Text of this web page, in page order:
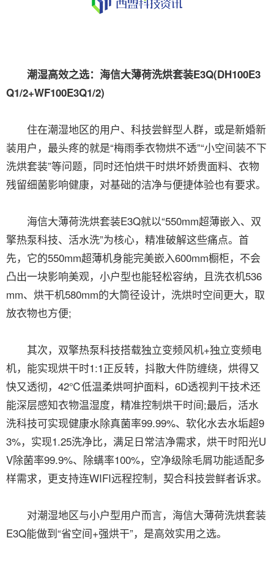
潮湿高效之选：海信大薄荷洗烘套装E3Q(DH100E3
Q1/2+WF100E3Q1/2)
住在潮湿地区的用户、科技尝鲜型人群，或是新婚新
装用户，最头疼的就是“梅雨季衣物烘不透”“小空间装不下
洗烘套装”等问题，同时还怕烘干时烘坏娇贵面料、衣物
残留细菌影响健康，对基础的洁净与便捷体验也有要求。
海信大薄荷洗烘套装E3Q就以“550mm超薄嵌入、双
擎热泵科技、活水洗”为核心，精准破解这些痛点。首
先，它的550mm超薄机身能完美嵌入600mm橱柜，不会
凸出一块影响美观，小户型也能轻松容纳，且洗衣机536
mm、烘干机580mm的大筒径设计，洗烘时空间更大，取
放衣物也方便;
其次，双擎热泵科技搭载独立变频风机+独立变频电
机，能实现烘干时1:1正反转，抖散大件防缠绕，烘得又
快又透彻，42℃低温柔烘呵护面料，6D透视判干技术还
能深层感知衣物温湿度，精准控制烘干时间;最后，活水
洗科技可实现健康水除真菌率99.99%、软化水去水垢超9
3%，实现1.25洗净比，满足日常洁净需求，烘干时阳光U
V除菌率99.9%、除螨率100%，空净级除毛屑功能适配多
样需求，更支持连WIFI远程控制，契合科技尝鲜者诉求。
对潮湿地区与小户型用户而言，海信大薄荷洗烘套装
E3Q能做到“省空间+强烘干”，是高效实用之选。